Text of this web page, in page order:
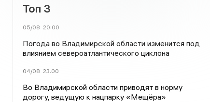
Топ 3
05/08 20:00
Погода во Владимирской области изменится под
влиянием североатлантического циклона
04/08 23:00
Во Владимирской области приводят в норму
дорогу, ведущую к нацпарку «Мещёра»